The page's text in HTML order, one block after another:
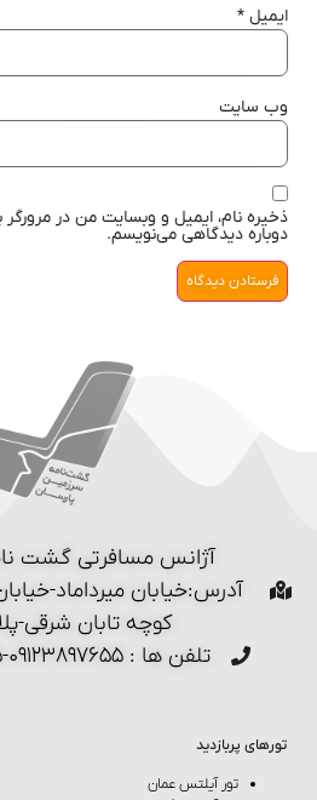
ایمیل *
وب‌ سایت
ذخیره نام، ایمیل و وبسایت من در مرورگر
دوباره دیدگاهی می‌نویسم.
آژانس مسافرتی گشت
آدرس:خیابان میرداماد-
کوچه تابان شرقی-پلاک 3
تلفن ها : ۰۹۱۲۳۸۹۷۶۵۵-۲۶۴۱۴۹۹۵-۲۶۴۱۴۹۹۷
تورهای پربازدید
تور آیلتس عمان